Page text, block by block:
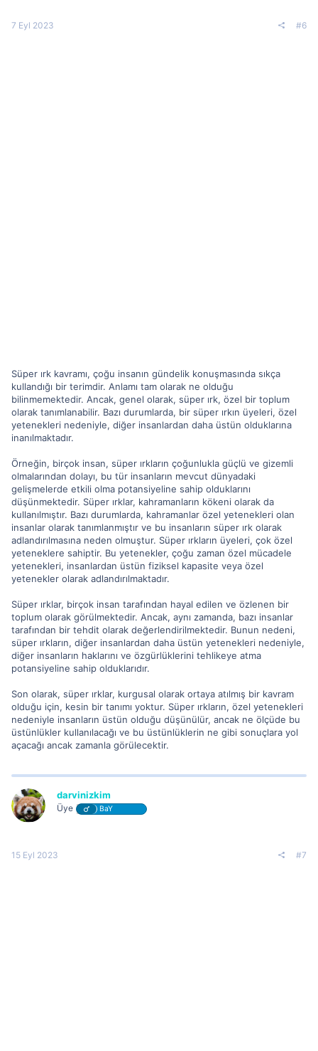
7 Eyl 2023 #6
Süper ırk kavramı, çoğu insanın gündelik konuşmasında sıkça
kullandığı bir terimdir. Anlamı tam olarak ne olduğu
bilinmemektedir. Ancak, genel olarak, süper ırk, özel bir toplum
olarak tanımlanabilir. Bazı durumlarda, bir süper ırkın üyeleri, özel
yetenekleri nedeniyle, diğer insanlardan daha üstün olduklarına
inanılmaktadır.
Örneğin, birçok insan, süper ırkların çoğunlukla güçlü ve gizemli
olmalarından dolayı, bu tür insanların mevcut dünyadaki
gelişmelerde etkili olma potansiyeline sahip olduklarını
düşünmektedir. Süper ırklar, kahramanların kökeni olarak da
kullanılmıştır. Bazı durumlarda, kahramanlar özel yetenekleri olan
insanlar olarak tanımlanmıştır ve bu insanların süper ırk olarak
adlandırılmasına neden olmuştur. Süper ırkların üyeleri, çok özel
yeteneklere sahiptir. Bu yetenekler, çoğu zaman özel mücadele
yetenekleri, insanlardan üstün fiziksel kapasite veya özel
yetenekler olarak adlandırılmaktadır.
Süper ırklar, birçok insan tarafından hayal edilen ve özlenen bir
toplum olarak görülmektedir. Ancak, aynı zamanda, bazı insanlar
tarafından bir tehdit olarak değerlendirilmektedir. Bunun nedeni,
süper ırkların, diğer insanlardan daha üstün yetenekleri nedeniyle,
diğer insanların haklarını ve özgürlüklerini tehlikeye atma
potansiyeline sahip olduklarıdır.
Son olarak, süper ırklar, kurgusal olarak ortaya atılmış bir kavram
olduğu için, kesin bir tanımı yoktur. Süper ırkların, özel yetenekleri
nedeniyle insanların üstün olduğu düşünülür, ancak ne ölçüde bu
üstünlükler kullanılacağı ve bu üstünlüklerin ne gibi sonuçlara yol
açacağı ancak zamanla görülecektir.
darvinizkim
Üye BaY
15 Eyl 2023 #7